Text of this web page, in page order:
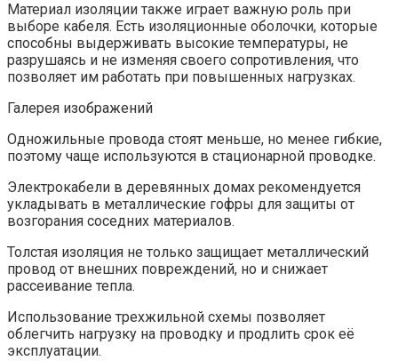
Материал изоляции также играет важную роль при
выборе кабеля. Есть изоляционные оболочки, которые
способны выдерживать высокие температуры, не
разрушаясь и не изменяя своего сопротивления, что
позволяет им работать при повышенных нагрузках.
Галерея изображений
Одножильные провода стоят меньше, но менее гибкие,
поэтому чаще используются в стационарной проводке.
Электрокабели в деревянных домах рекомендуется
укладывать в металлические гофры для защиты от
возгорания соседних материалов.
Толстая изоляция не только защищает металлический
провод от внешних повреждений, но и снижает
рассеивание тепла.
Использование трехжильной схемы позволяет
облегчить нагрузку на проводку и продлить срок её
эксплуатации.